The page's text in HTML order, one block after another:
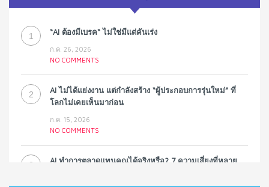
1 “AI ต้องมีเบรค“ ไม่ใช่มีแต่คันเร่ง
ก.ค. 26, 2026
NO COMMENTS
2
AI ไม่ได้แย่งงาน แต่กำลังสร้าง “ผู้ประกอบการรุ่นใหม่” ที่
โลกไม่เคยเห็นมาก่อน
ก.ค. 15, 2026
NO COMMENTS
3
AI ทำการตลาดแทนคุณได้จริงหรือ? 7 ความเสี่ยงที่หลาย